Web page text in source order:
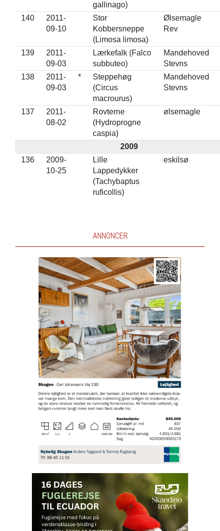
gallinago)
140
2011-
09-10
Stor
Kobbersneppe
(Limosa limosa)
Ølsemagle
Rev
139
2011-
09-03
Lærkefalk (Falco
subbuteo)
Mandehoved
Stevns
138
2011-
09-03
*
Steppehøg
(Circus
macrourus)
Mandehoved
Stevns
137
2011-
08-02
Rovterne
(Hydroprogne
caspia)
ølsemagle
2009
136
2009-
10-25
Lille
Lappedykker
(Tachybaptus
ruficollis)
eskilsø
ANNONCER